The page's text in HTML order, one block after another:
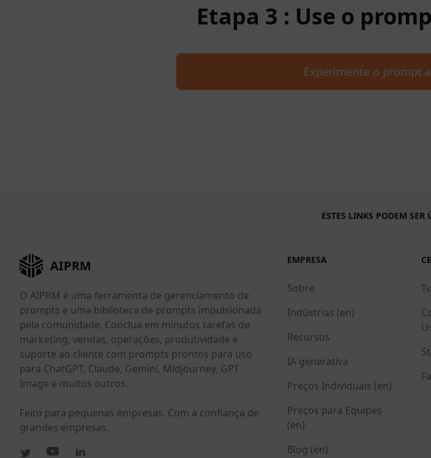
Etapa 3 : Use o
Experimente o prompt
ESTES LINKS PODEM SER
AIPRM
O AIPRM é uma ferramenta de gerenciamento de
prompts e uma biblioteca de prompts impulsionada
pela comunidade. Conclua em minutos tarefas de
marketing, vendas, operações, produtividade e
suporte ao cliente com prompts prontos para uso
para ChatGPT, Claude, Gemini, Midjourney, GPT
Image e muitos outros.
Feito para pequenas empresas. Com a confiança de
grandes empresas.
EMPRESA
Sobre
Indústrias (en)
Recursos
IA generativa
Preços Individuais (en)
Preços para Equipes
(en)
Blog (en)